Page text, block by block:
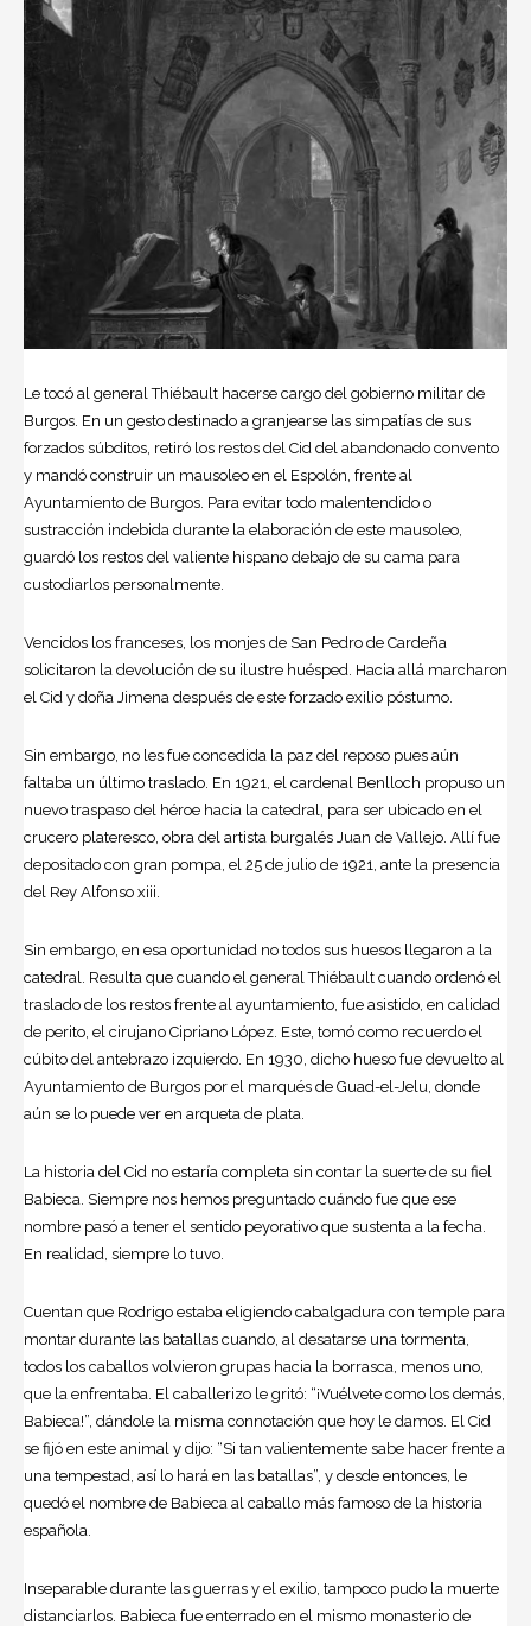
Le tocó al general Thiébault hacerse cargo del gobierno militar de
Burgos. En un gesto destinado a granjearse las simpatías de sus
forzados súbditos, retiró los restos del Cid del abandonado convento
y mandó construir un mausoleo en el Espolón, frente al
Ayuntamiento de Burgos. Para evitar todo malentendido o
sustracción indebida durante la elaboración de este mausoleo,
guardó los restos del valiente hispano debajo de su cama para
custodiarlos personalmente.
Vencidos los franceses, los monjes de San Pedro de Cardeña
solicitaron la devolución de su ilustre huésped. Hacia allá marcharon
el Cid y doña Jimena después de este forzado exilio póstumo.
Sin embargo, no les fue concedida la paz del reposo pues aún
faltaba un último traslado. En 1921, el cardenal Benlloch propuso un
nuevo traspaso del héroe hacia la catedral, para ser ubicado en el
crucero plateresco, obra del artista burgalés Juan de Vallejo. Allí fue
depositado con gran pompa, el 25 de julio de 1921, ante la presencia
del Rey Alfonso xiii.
Sin embargo, en esa oportunidad no todos sus huesos llegaron a la
catedral. Resulta que cuando el general Thiébault cuando ordenó el
traslado de los restos frente al ayuntamiento, fue asistido, en calidad
de perito, el cirujano Cipriano López. Este, tomó como recuerdo el
cúbito del antebrazo izquierdo. En 1930, dicho hueso fue devuelto al
Ayuntamiento de Burgos por el marqués de Guad-el-Jelu, donde
aún se lo puede ver en arqueta de plata.
La historia del Cid no estaría completa sin contar la suerte de su fiel
Babieca. Siempre nos hemos preguntado cuándo fue que ese
nombre pasó a tener el sentido peyorativo que sustenta a la fecha.
En realidad, siempre lo tuvo.
Cuentan que Rodrigo estaba eligiendo cabalgadura con temple para
montar durante las batallas cuando, al desatarse una tormenta,
todos los caballos volvieron grupas hacia la borrasca, menos uno,
que la enfrentaba. El caballerizo le gritó: “¡Vuélvete como los demás,
Babieca!”, dándole la misma connotación que hoy le damos. El Cid
se fijó en este animal y dijo: “Si tan valientemente sabe hacer frente a
una tempestad, así lo hará en las batallas”, y desde entonces, le
quedó el nombre de Babieca al caballo más famoso de la historia
española.
Inseparable durante las guerras y el exilio, tampoco pudo la muerte
distanciarlos. Babieca fue enterrado en el mismo monasterio de